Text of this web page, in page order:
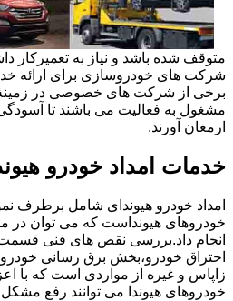
متوقف شده باشد و نیاز به تعمیرکار
شرکت های خودروسازی برای ارائه
برخی از شرکت های خصوصی در زمینۀ
مشغول به فعالیت می باشند تا
ارمغان آورند.
خدمات امداد خودرو
امداد خودرو هیوندای شامل برطرف
خودروهای هیونداست که می توان در
انجام داد.بررسی نقص های فنی
احتراق خودرو،بخش برق رسانی
زاپاس و غیره از مواردی است که با
خودروهای هیوندا می توانند رفع مشکل